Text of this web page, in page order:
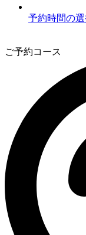
予約時間の
ご予約コース